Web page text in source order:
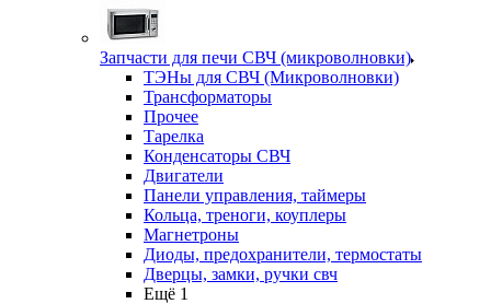
Запчасти для печи СВЧ (микроволновки)
ТЭНы для СВЧ (Микроволновки)
Трансформаторы
Прочее
Тарелка
Конденсаторы СВЧ
Двигатели
Панели управления, таймеры
Кольца, треноги, коуплеры
Магнетроны
Диоды, предохранители, термостаты
Дверцы, замки, ручки свч
Ещё 1